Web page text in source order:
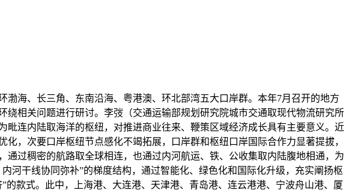
海、长三角、东南沿海、粤港澳、环北部湾五大口岸群。本年7月召开的地方
相关问题进行研讨。李弢（交通运输部规划研究院城市交通取现代物流研究所
连内陆取海洋的枢纽，对推进商业往来、鞭策区域经济成长具有主要意义。近
，次要口岸枢纽节点感化不竭拓展，口岸群和枢纽口岸国际合作力显著提拔，
过稠密的航路取全球相连，也通过内河航运、铁、公收集取内陆腹地相通，为
河干线协同弥补”的梯度结构，通过智能化、绿色化和国际化升级，充实阐扬枢
款式。此中，上海港、大连港、天津港、青岛港、连云港港、宁波舟山港、厦